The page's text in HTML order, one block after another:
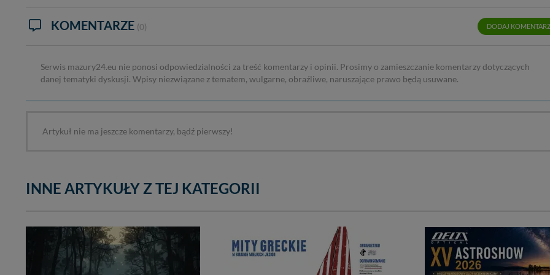
KOMENTARZE (0) DODAJ
Serwis mazury24.eu nie ponosi odpowiedzialności za treść komentarzy i opinii. Prosimy o zamieszczanie komentarzy dotyczących
danej tematyki dyskusji. Wpisy niezwiązane z tematem, wulgarne, obraźliwe, naruszające prawo będą usuwane.
Artykuł nie ma jeszcze komentarzy, bądź pierwszy!
INNE ARTYKUŁY Z TEJ KATEGORII